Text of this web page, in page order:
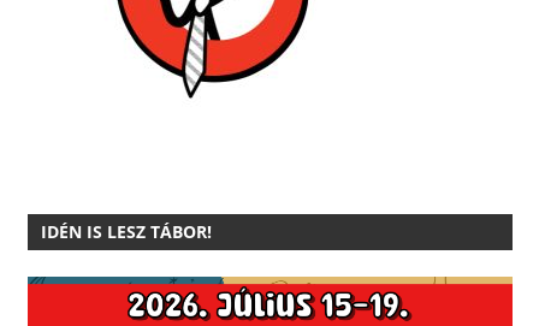
IDÉN IS LESZ TÁBOR!